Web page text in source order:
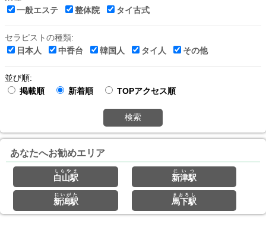
一般エステ
整体院 タイ古式
セラピストの種類:
日本人
中香台 韓国人 タイ人 その他
並び順:
掲載順
新着順 TOPアクセス順
検索
あなたへお勧めエリア
白山駅
しらやま
新津駅
にいつ
新潟駅
にいがた
馬下駅
まおろし